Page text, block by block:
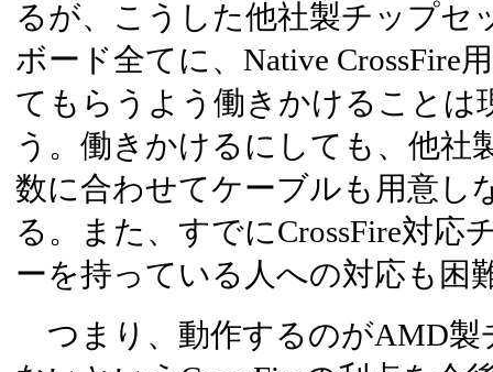
るが、こうした他社製チップセ
ボード全てに、Native CrossFire
てもらうよう働きかけることは
う。働きかけるにしても、他社
数に合わせてケーブルも用意し
る。また、すでにCrossFire対応
ーを持っている人への対応も困
つまり、動作するのがAMD製